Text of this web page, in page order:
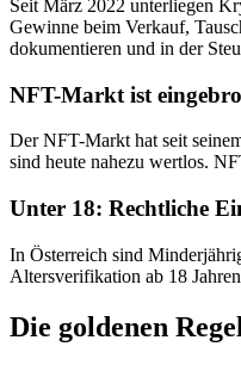
Seit März 2022 unterliegen
Gewinne beim Verkauf,
dokumentieren und in der
NFT-Markt ist
Der NFT-Markt hat seit
sind heute nahezu wertlos.
Unter 18: Rechtliche
In Österreich sind
Altersverifikation ab 18
Die goldenen